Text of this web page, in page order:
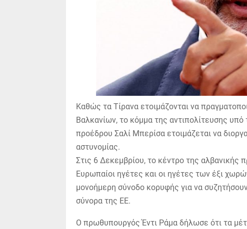
Καθώς τα Τίρανα ετοιμάζονται να
Βαλκανίων, το κόμμα της αντιπολίτευσης
προέδρου Σαλί Μπερίσα ετοιμάζεται να
αστυνομίας.
Στις 6 Δεκεμβρίου, το κέντρο της αλβανικής
Ευρωπαίοι ηγέτες και οι ηγέτες των έξι
μονοήμερη σύνοδο κορυφής για να
σύνορα της ΕΕ.
Ο πρωθυπουργός Έντι Ράμα δήλωσε ότι τα